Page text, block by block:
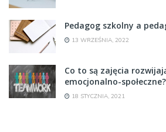
Pedagog szkolny a
13 WRZEŚNIA, 2022
Co to są zajęcia
emocjonalno-społeczne?
18 STYCZNIA, 2021